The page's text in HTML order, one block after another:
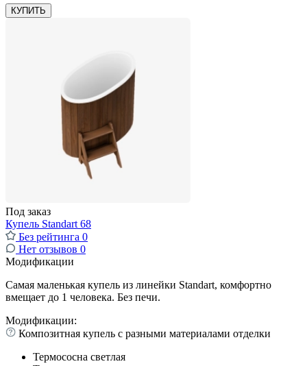
КУПИТЬ
Под заказ
Купель Standart 68
Без рейтинга 0
Нет отзывов 0
Модификации
Самая маленькая купель из линейки Standart, комфортно
вмещает до 1 человека. Без печи.
Модификации:
Композитная купель с разными материалами отделки
Термососна светлая